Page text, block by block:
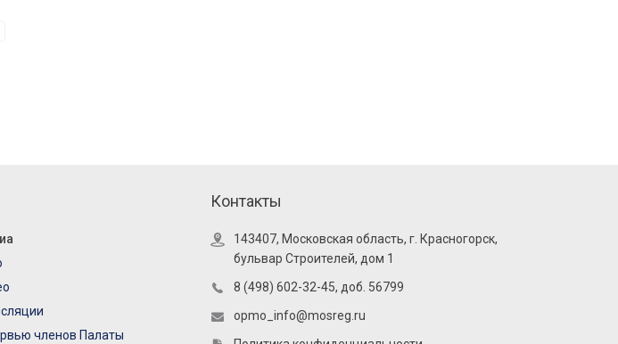
членов Палаты
Контакты
143407, Московская область, г. Красногорск,
бульвар Строителей, дом 1
8 (498) 602-32-45, доб. 56799
opmo_info@mosreg.ru